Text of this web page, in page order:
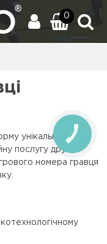
0
унікальною?
послугу друку
номера гравця
КНОПКА
ЗВ'ЯЗКУ